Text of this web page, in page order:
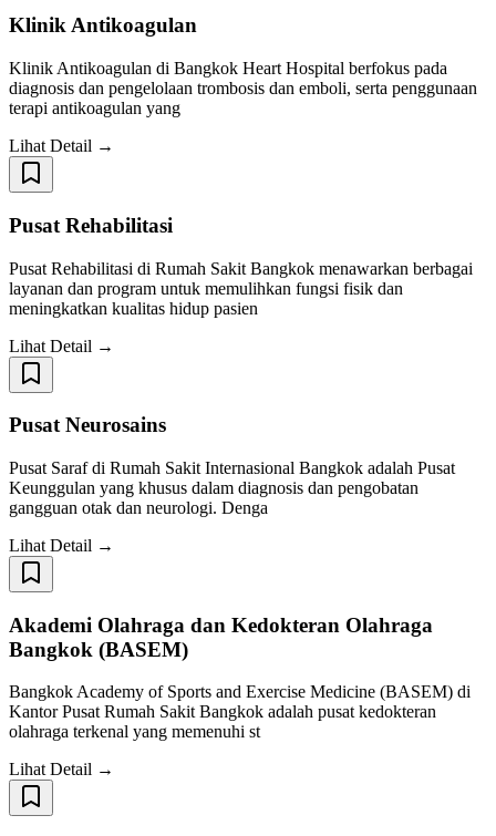
Klinik Antikoagulan
Klinik Antikoagulan di Bangkok Heart Hospital berfokus pada
diagnosis dan pengelolaan trombosis dan emboli, serta penggunaan
terapi antikoagulan yang
Lihat Detail →
Pusat Rehabilitasi
Pusat Rehabilitasi di Rumah Sakit Bangkok menawarkan berbagai
layanan dan program untuk memulihkan fungsi fisik dan
meningkatkan kualitas hidup pasien
Lihat Detail →
Pusat Neurosains
Pusat Saraf di Rumah Sakit Internasional Bangkok adalah Pusat
Keunggulan yang khusus dalam diagnosis dan pengobatan
gangguan otak dan neurologi. Denga
Lihat Detail →
Akademi Olahraga dan Kedokteran Olahraga
Bangkok (BASEM)
Bangkok Academy of Sports and Exercise Medicine (BASEM) di
Kantor Pusat Rumah Sakit Bangkok adalah pusat kedokteran
olahraga terkenal yang memenuhi st
Lihat Detail →